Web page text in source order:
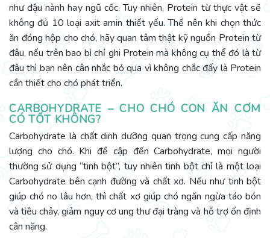
như đậu nành hay ngũ cốc. Tuy nhiên, Protein từ thực vật sẽ
không đủ 10 loại axit amin thiết yếu. Thế nên khi chọn thức
ăn đóng hộp cho chó, hãy quan tâm thật kỹ nguồn Protein từ
đâu, nếu trên bao bì chỉ ghi Protein mà không cụ thể đó là từ
đâu thì bạn nên cân nhắc bỏ qua vì không chắc đấy là Protein
cần thiết cho chó phát triển.
CARBOHYDRATE – CHO CHÓ CON ĂN CƠM
CÓ TỐT KHÔNG?
Carbohydrate là chất dinh dưỡng quan trọng cung cấp năng
lượng cho chó. Khi đề cập đến Carbohydrate, mọi người
thường sử dụng “tinh bột”, tuy nhiên tinh bột chỉ là một loại
Carbohydrate bên cạnh đường và chất xơ. Nếu như tinh bột
giúp chó no lâu hơn, thì chất xơ giúp chó ngăn ngừa táo bón
và tiêu chảy, giảm nguy cơ ung thư đại tràng và hỗ trợ ổn định
cân nặng.